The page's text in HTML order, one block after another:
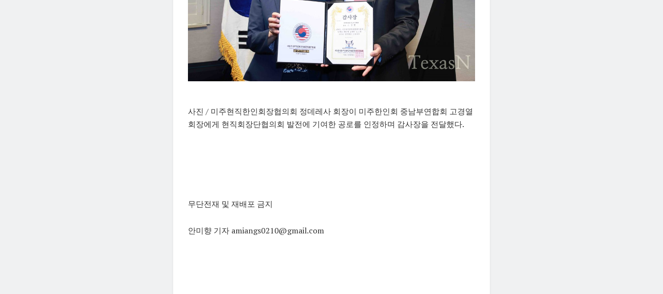
사진 / 미주현직한인회장협의회 정데레사 회장이 미주한인회 중남부연합회 고경열
회장에게 현직회장단협의회 발전에 기여한 공로를 인정하며 감사장을 전달했다.
무단전재 및 재배포 금지
안미향 기자 amiangs0210@gmail.com